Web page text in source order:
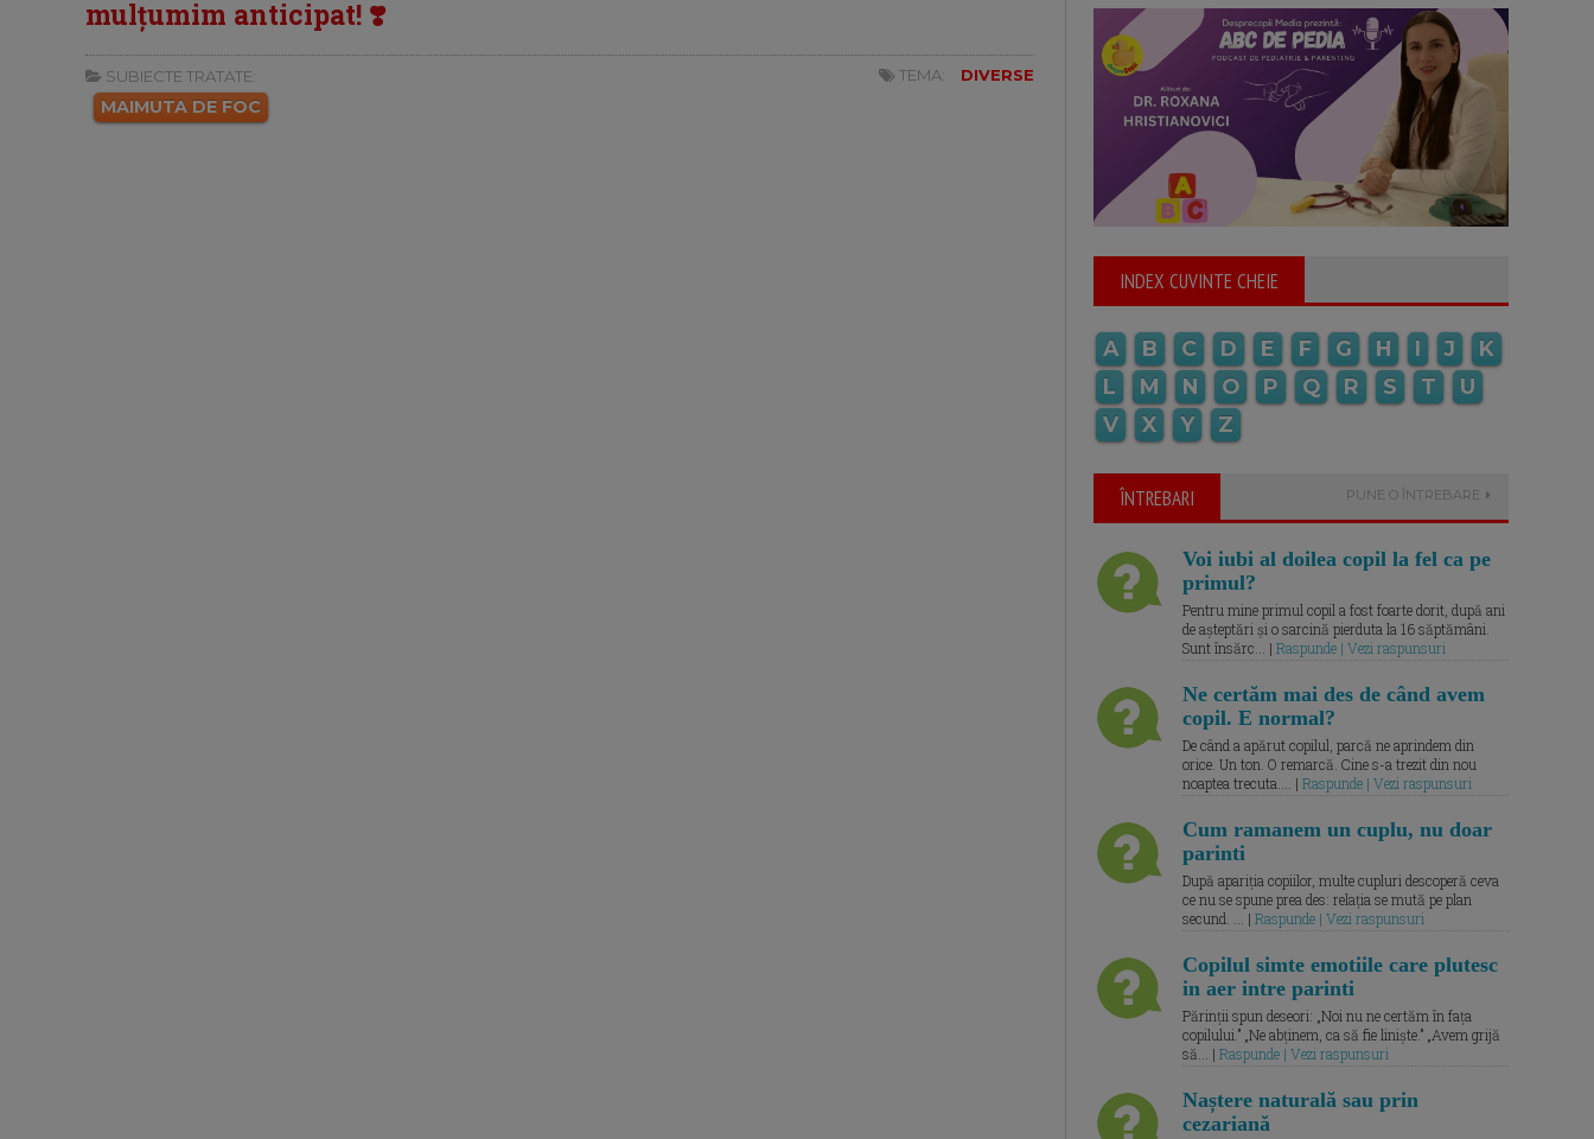
mulțumim anticipat! ❣️
SUBIECTE TRATATE:
MAIMUTA DE FOC
TEMA: DIVERSE
INDEX CUVINTE CHEIE
A B C D E F G H I J
K
L
M N O P Q R S T
U
V
X Y Z
ÎNTREBARI PUNE O ÎNTREBARE
Voi iubi al doilea copil la fel ca pe
primul?
Pentru mine primul copil a fost foarte dorit, după ani
de așteptări și o sarcină pierduta la 16 săptămâni.
Sunt însărc... | Raspunde | Vezi raspunsuri
Ne certăm mai des de când avem
copil. E normal?
De când a apărut copilul, parcă ne aprindem din
orice. Un ton. O remarcă. Cine s-a trezit din nou
noaptea trecuta.... | Raspunde | Vezi raspunsuri
Cum ramanem un cuplu, nu doar
parinti
După apariția copiilor, multe cupluri descoperă ceva
ce nu se spune prea des: relația se mută pe plan
secund. ... | Raspunde | Vezi raspunsuri
Copilul simte emotiile care plutesc
in aer intre parinti
Părinții spun deseori: „Noi nu ne certăm în fața
copilului.” „Ne abținem, ca să fie liniște.” „Avem grijă
să... | Raspunde | Vezi raspunsuri
Naștere naturală sau prin
cezariană